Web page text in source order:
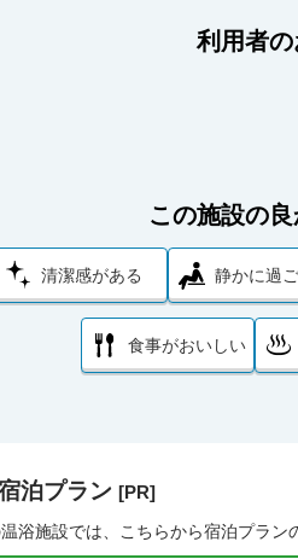
利用者
この施設の
清潔感がある 静かに過
食事がおいしい
泊プラン [PR]
浴施設では、こちらから宿泊プラン